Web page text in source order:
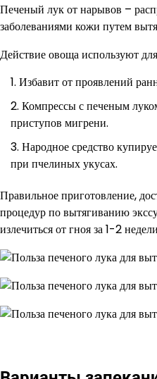
Печеный лук от нарывов –
заболеваниями кожи путем
Действие овоща используют
Избавит от проявлений
Компрессы с печеным
приступов мигрени.
Народное средство
при пчелиных укусах.
Правильное приготовление,
процедур по вытягиванию
излечиться от гноя за 1-2